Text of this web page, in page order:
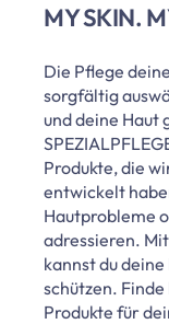
MY SKIN.
Die Pflege
sorgfältig
und deine Haut
Produkte, die
entwickelt
Hautprobleme
adressieren.
kannst du
schützen. Finde
Produkte für